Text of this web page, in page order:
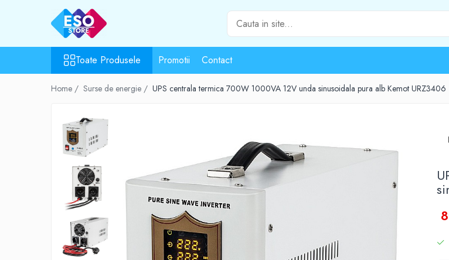
Toate Produsele
Toate Categoriile
Surse de incarcare
Alimentatoare USB
Toate Produsele Promotii Contact
Home / Surse de energie / UPS centrala termica 700W 1000VA 12V unda sinusoidala pura alb Kemot URZ3406